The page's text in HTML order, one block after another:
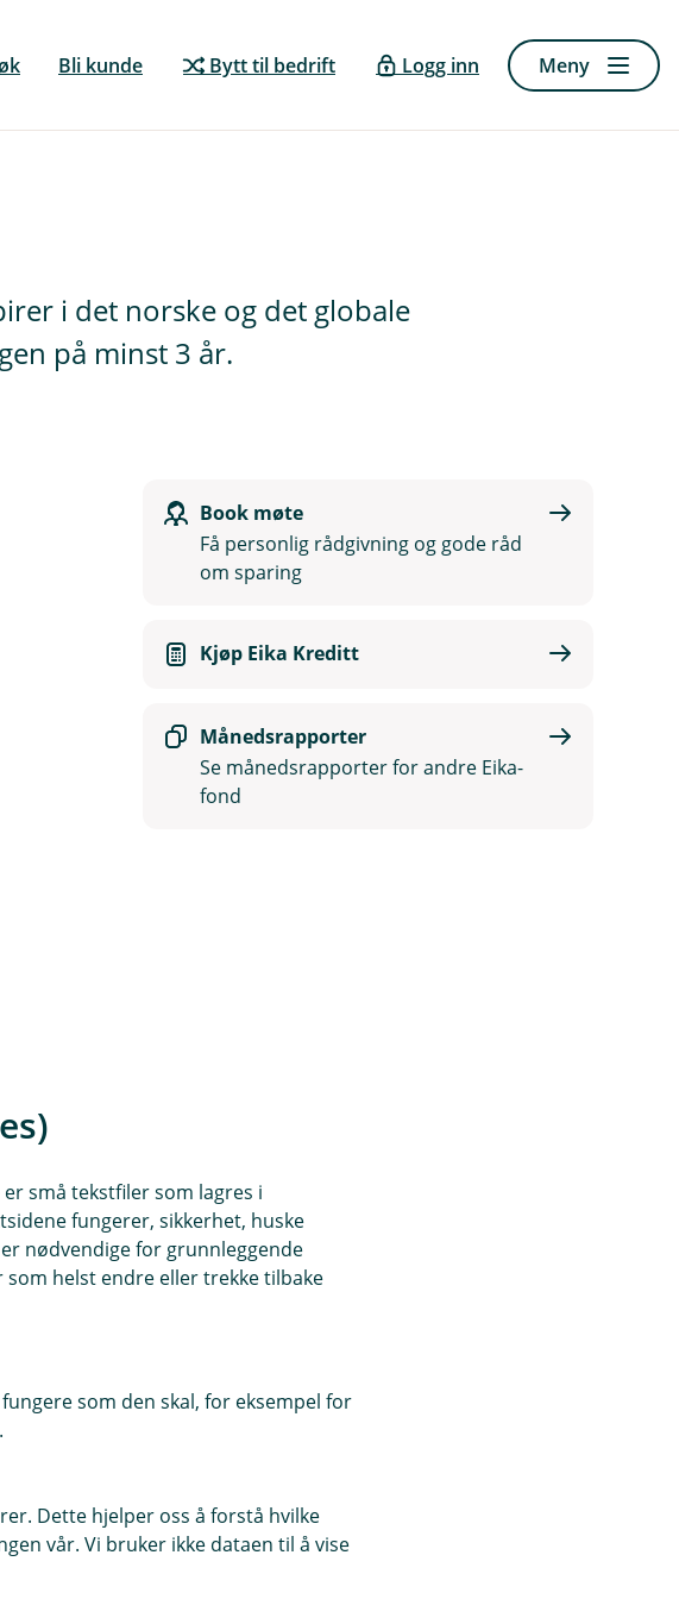
Bli kunde Bytt til bedrift Logg inn Meny
i det norske og det globale
på minst 3 år.
Book møte
Få personlig rådgivning og gode råd
om sparing
Kjøp Eika Kreditt
Månedsrapporter
Se månedsrapporter for andre Eika-
fond
små tekstfiler som lagres i
fungerer, sikkerhet, huske
nødvendige for grunnleggende
helst endre eller trekke tilbake
som den skal, for eksempel for
Dette hjelper oss å forstå hvilke
vår. Vi bruker ikke dataen til å vise